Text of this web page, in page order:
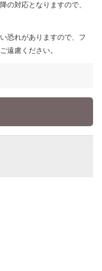
の対応となりますので、
恐れがありますので、フ
遠慮ください。